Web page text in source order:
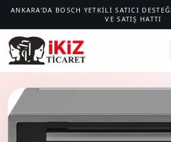
ANKARA'DA BOSCH YETKILI SATICI
VE SATIŞ HATTI
İKIZ TICARET